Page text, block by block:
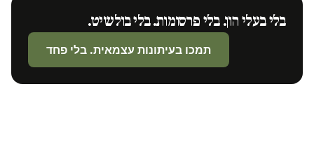
בלי בעלי הון. בלי פרסומות. בלי בולשיט.
תמכו בעיתונות עצמאית. בלי פחד